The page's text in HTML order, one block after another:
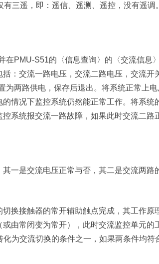
三遥，即：遥信、遥测、遥控，没有遥调
在PMU-S51的〈信息查询〉的〈交流信息
：交流一路电压，交流二路电压，交流开
为两路供电，保存后退出。将系统正常上
情况下监控系统仍然能正常工作。将系统
系统报交流一路故障，如果此时交流二路
一是交流电压正常与否，其二是交流两路
换接触器的常开辅助触点完成，其工作原
由常闭变为常开），此时交流监控单元的
为交流切换的条件之一，如果两条件均符